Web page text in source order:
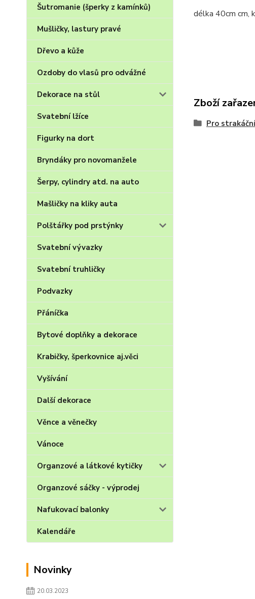
Šutromanie (šperky z kamínků)
Mušličky, lastury pravé
Dřevo a kůže
Ozdoby do vlasů pro odvážné
Dekorace na stůl
Svatební lžíce
Figurky na dort
Bryndáky pro novomanžele
Šerpy, cylindry atd. na auto
Mašličky na kliky auta
Polštářky pod prstýnky
Svatební vývazky
Svatební truhličky
Podvazky
Přáníčka
Bytové doplňky a dekorace
Krabičky, šperkovnice aj.věci
Vyšívání
Další dekorace
Věnce a věnečky
Vánoce
Organzové a látkové kytičky
Organzové sáčky - výprodej
Nafukovací balonky
Kalendáře
Novinky
20.03.2023
délka 40cm cm,
Zboží
Pro